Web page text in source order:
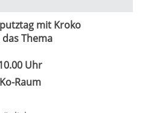
mit Kroko
Thema
Uhr
Raum